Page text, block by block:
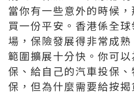
當你有一些意外的時候
買一份平安。香港係全
場，保險發展得非常成
範圍擴展十分快。你可
保、給自己的汽車投保
保，但為什麼需要給按揭